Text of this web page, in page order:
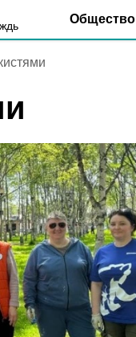
Общество